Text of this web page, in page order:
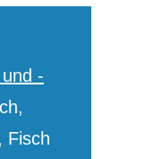
-
Fisch